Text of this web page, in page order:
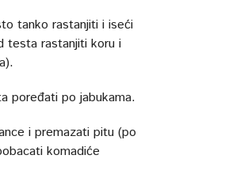
tanko rastanjiti i iseći
testa rastanjiti koru i
poređati po jabukama.
i premazati pitu (po
komadiće